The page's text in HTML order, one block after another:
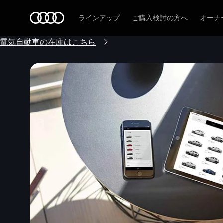
ラインアップ ご購入検討の方へ オーナ
電気自動車の在庫はこちら